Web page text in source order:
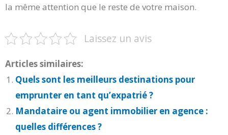
la même attention que le reste de votre maison.
Laissez un avis
Articles similaires:
Quels sont les meilleurs destinations pour
emprunter en tant qu’expatrié ?
Mandataire ou agent immobilier en agence :
quelles différences ?